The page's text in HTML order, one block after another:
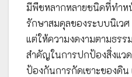
มีพืชหลากหลายชนิดที่ทำห
รักษาสมดุลของระบบนิเว
แต่ให้ความงดงามตามธร
สำคัญในการปกป้องสิ่งแว
ป้องกันการกัดเซาะของดิน